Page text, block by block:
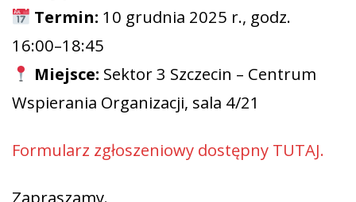
Termin: 10 grudnia 2025 r., godz.
16:00–18:45
Miejsce: Sektor 3 Szczecin – Centrum
Wspierania Organizacji, sala 4/21
Formularz zgłoszeniowy dostępny TUTAJ.
Zapraszamy.